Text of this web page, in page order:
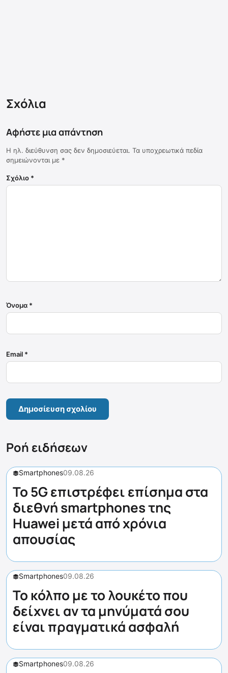
Σχόλια
Αφήστε μια απάντηση
Η ηλ. διεύθυνση σας δεν δημοσιεύεται. Τα υποχρεωτικά πεδία
σημειώνονται με *
Σχόλιο *
Όνομα *
Email *
Ροή ειδήσεων
Smartphones09.08.26
Το 5G επιστρέφει επίσημα στα
διεθνή smartphones της
Huawei μετά από χρόνια
απουσίας
Smartphones09.08.26
Το κόλπο με το λουκέτο που
δείχνει αν τα μηνύματά σου
είναι πραγματικά ασφαλή
Smartphones09.08.26